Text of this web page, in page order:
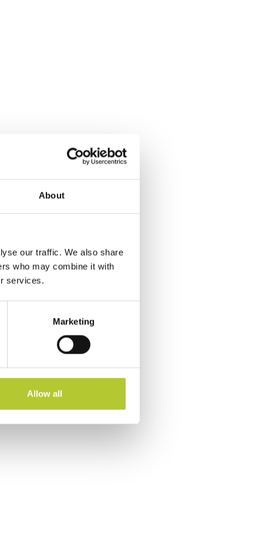
About
our traffic. We also share
who may combine it with
services.
Marketing
Allow all